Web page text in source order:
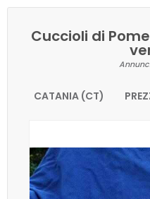
Cuccioli di
CATANIA (CT)